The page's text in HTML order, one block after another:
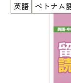
介護施設や日本
録音データから
就業初日から
「表現リスト
英語 ベトナム